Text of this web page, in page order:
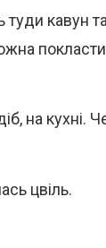
туди кавун
покласти
на кухні.
цвіль.